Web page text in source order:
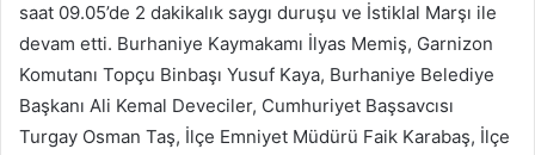
saat 09.05’de 2 dakikalık saygı duruşu ve İstiklal Marşı ile
devam etti. Burhaniye Kaymakamı İlyas Memiş, Garnizon
Komutanı Topçu Binbaşı Yusuf Kaya, Burhaniye Belediye
Başkanı Ali Kemal Deveciler, Cumhuriyet Başsavcısı
Turgay Osman Taş, İlçe Emniyet Müdürü Faik Karabaş, İlçe